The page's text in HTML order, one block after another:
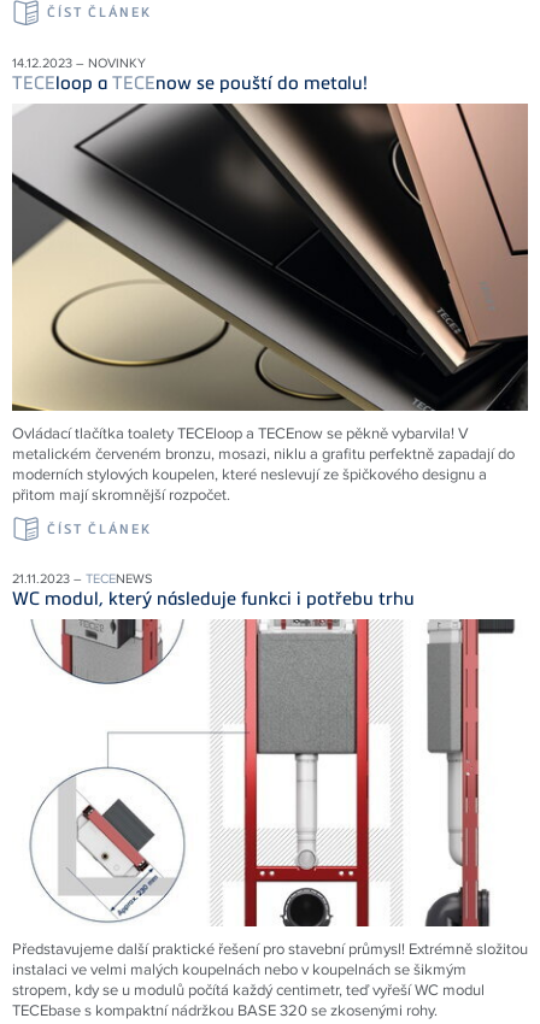
ČÍST ČLÁNEK
14.12.2023 – NOVINKY
TECEloop a TECEnow se pouští do metalu!
Ovládací tlačítka toalety TECEloop a TECEnow se pěkně vybarvila! V
metalickém červeném bronzu, mosazi, niklu a grafitu perfektně zapadají do
moderních stylových koupelen, které neslevují ze špičkového designu a
přitom mají skromnější rozpočet.
ČÍST ČLÁNEK
21.11.2023 – TECENEWS
WC modul, který následuje funkci i potřebu trhu
Představujeme další praktické řešení pro stavební průmysl! Extrémně složitou
instalaci ve velmi malých koupelnách nebo v koupelnách se šikmým
stropem, kdy se u modulů počítá každý centimetr, teď vyřeší WC modul
TECEbase s kompaktní nádržkou BASE 320 se zkosenými rohy.